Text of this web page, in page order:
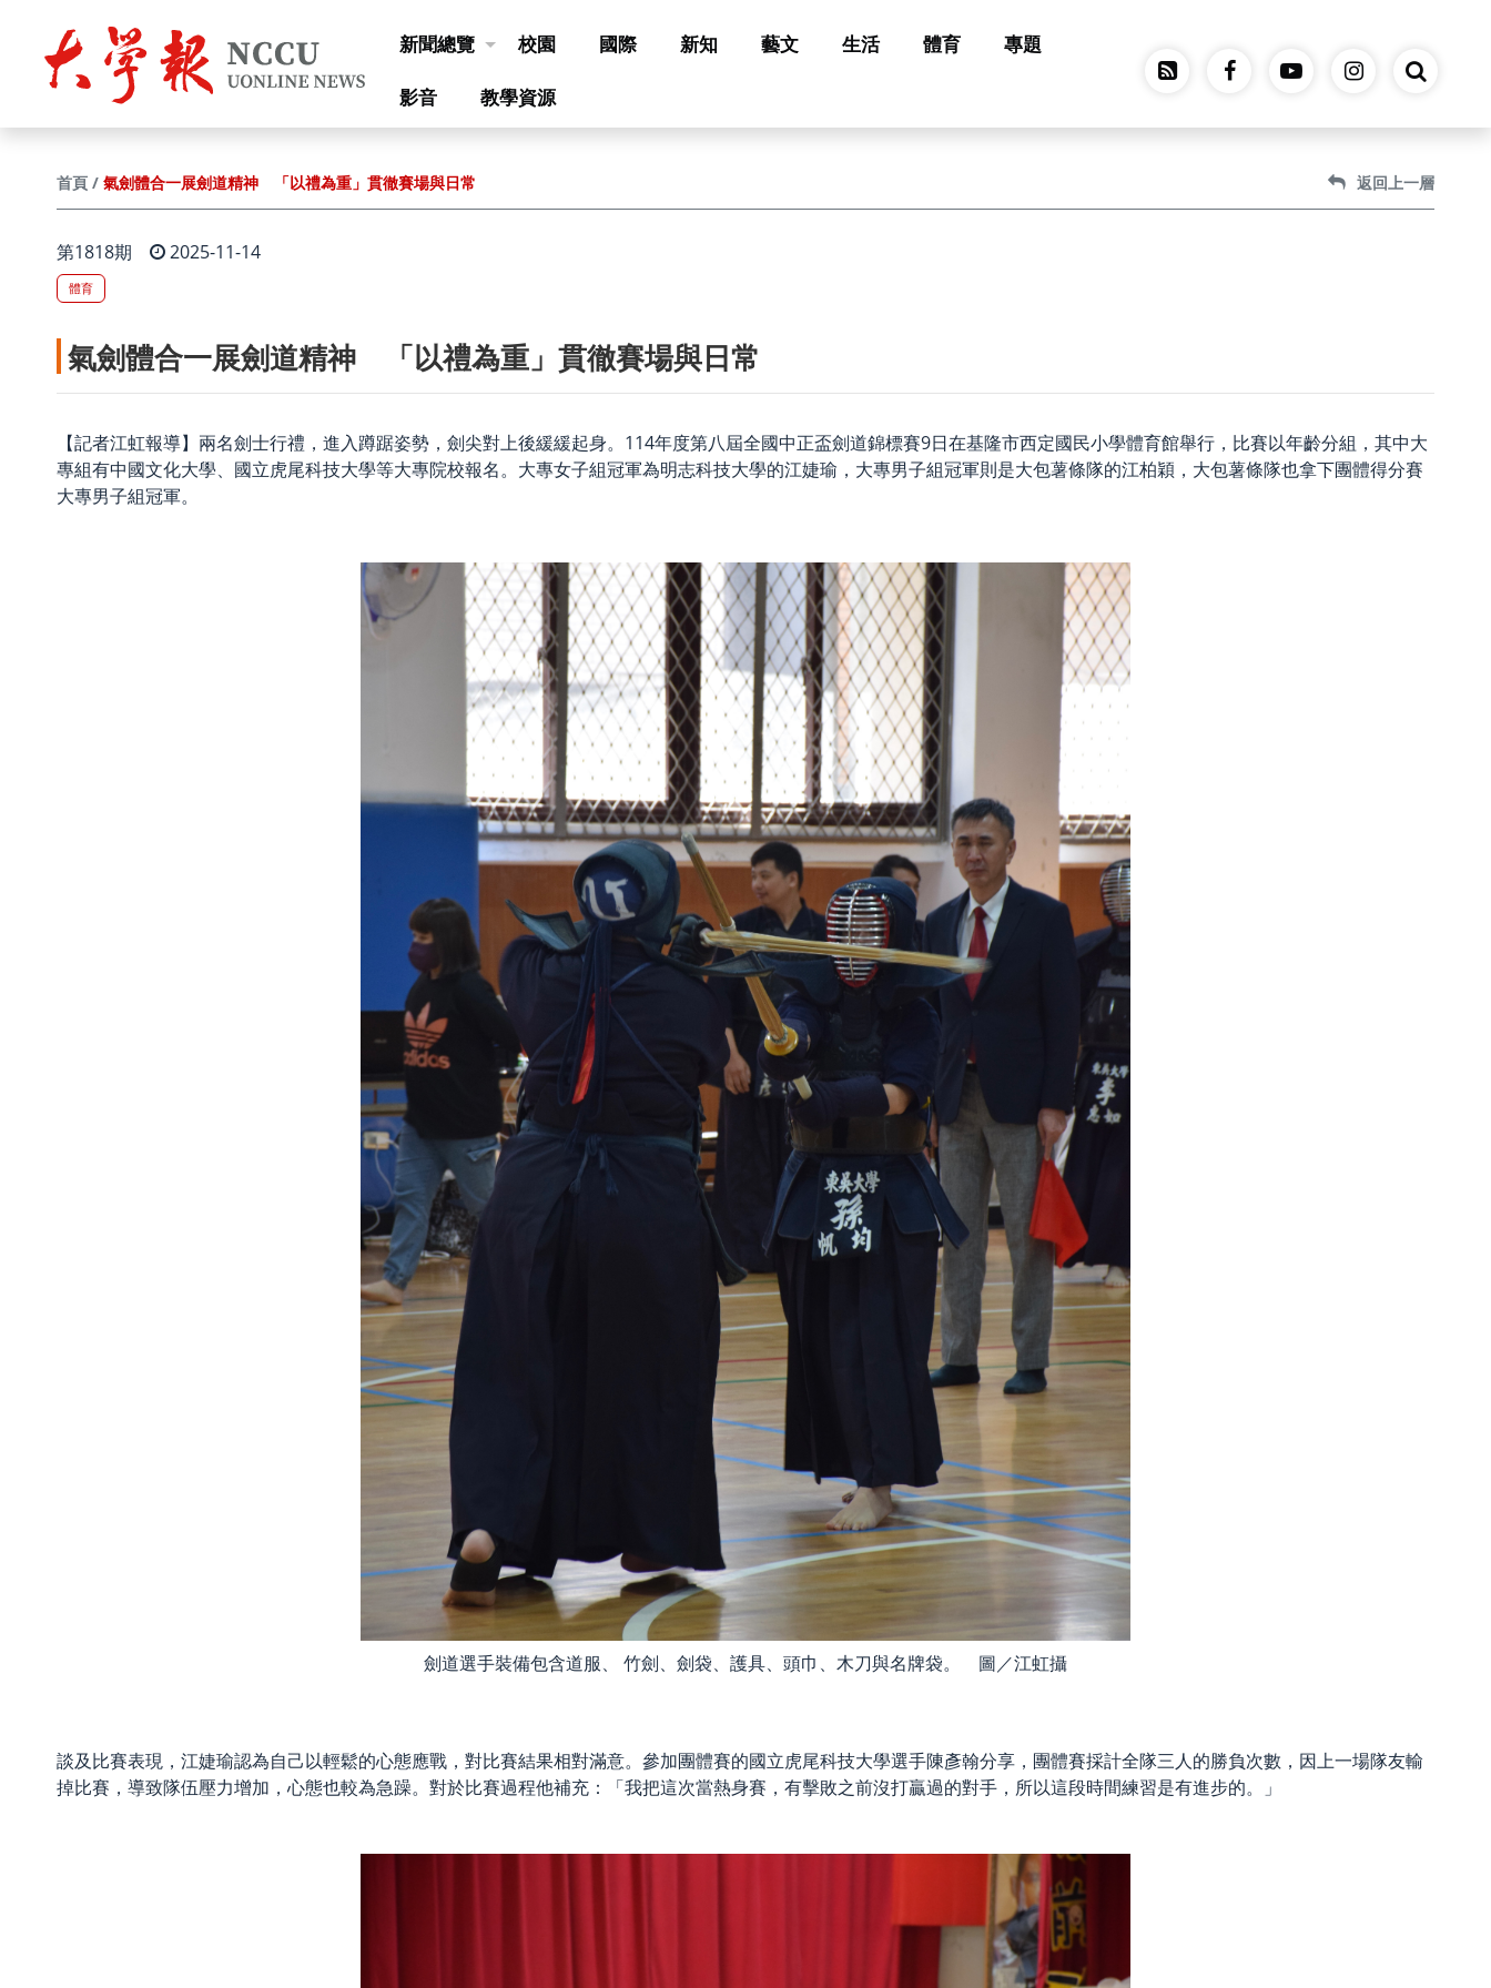
新聞總覽 校園 國際 新知 藝文 生活 體育 專題
影音 教學資源
首頁 氣劍體合一展劍道精神 「以禮為重」貫徹賽場與日常 返回上一層
第1818期 2025-11-14
體育
氣劍體合一展劍道精神 「以禮為重」貫徹賽場與日常
【記者江虹報導】兩名劍士行禮，進入蹲踞姿勢，劍尖對上後緩緩起身。114年度第八屆全國中正盃劍道錦標賽9日在基隆市西定國民小學體育館舉行，比賽以年齡分組，其中大
專組有中國文化大學、國立虎尾科技大學等大專院校報名。大專女子組冠軍為明志科技大學的江婕瑜，大專男子組冠軍則是大包薯條隊的江柏穎，大包薯條隊也拿下團體得分賽
大專男子組冠軍。
劍道選手裝備包含道服、 竹劍、劍袋、護具、頭巾、木刀與名牌袋。 圖／江虹攝
談及比賽表現，江婕瑜認為自己以輕鬆的心態應戰，對比賽結果相對滿意。參加團體賽的國立虎尾科技大學選手陳彥翰分享，團體賽採計全隊三人的勝負次數，因上一場隊友輸
掉比賽，導致隊伍壓力增加，心態也較為急躁。對於比賽過程他補充：「我把這次當熱身賽，有擊敗之前沒打贏過的對手，所以這段時間練習是有進步的。」